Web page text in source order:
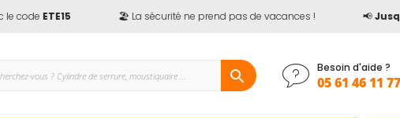
ETE15 🏖️ La sécurité ne prend pas de vacances !
Besoin d'aide ?
05 61 46 11 77